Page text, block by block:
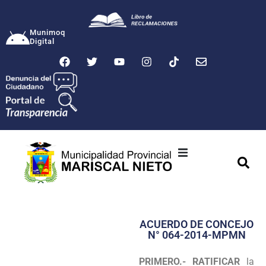
Munimoq
Digital
Transparencia
ACUERDO DE CONCEJO
N° 064-2014-MPMN
PRIMERO.- RATIFICAR la